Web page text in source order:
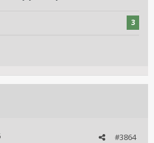
3
#3864